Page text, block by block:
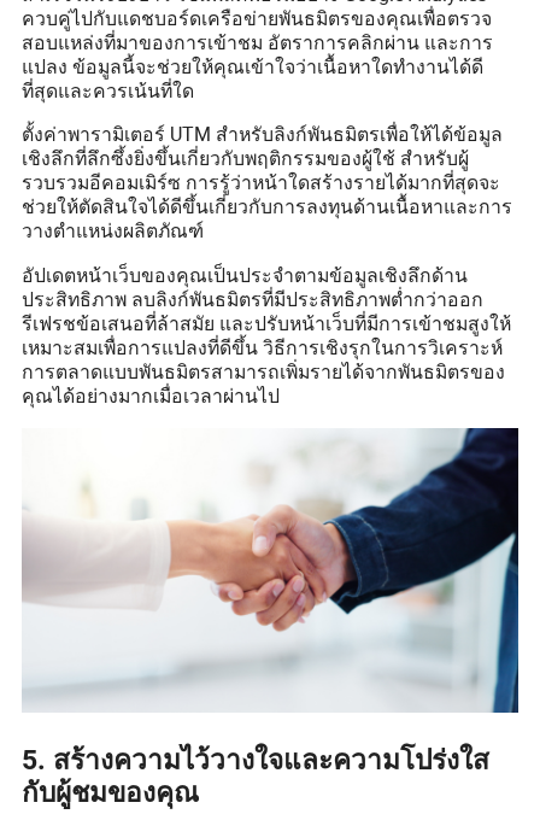
ควบคู่ไปกับแดชบอร์ดเครือข่ายพันธมิตรของคุณเพื่อตรวจ
สอบแหล่งที่มาของการเข้าชม อัตราการคลิกผ่าน และการ
แปลง ข้อมูลนี้จะช่วยให้คุณเข้าใจว่าเนื้อหาใดทำงานได้ดี
ที่สุดและควรเน้นที่ใด
ตั้งค่าพารามิเตอร์ UTM สำหรับลิงก์พันธมิตรเพื่อให้ได้ข้อมูล
เชิงลึกที่ลึกซึ้งยิ่งขึ้นเกี่ยวกับพฤติกรรมของผู้ใช้ สำหรับผู้
รวบรวมอีคอมเมิร์ซ การรู้ว่าหน้าใดสร้างรายได้มากที่สุดจะ
ช่วยให้ตัดสินใจได้ดีขึ้นเกี่ยวกับการลงทุนด้านเนื้อหาและการ
วางตำแหน่งผลิตภัณฑ์
อัปเดตหน้าเว็บของคุณเป็นประจำตามข้อมูลเชิงลึกด้าน
ประสิทธิภาพ ลบลิงก์พันธมิตรที่มีประสิทธิภาพต่ำกว่าออก
รีเฟรชข้อเสนอที่ล้าสมัย และปรับหน้าเว็บที่มีการเข้าชมสูงให้
เหมาะสมเพื่อการแปลงที่ดีขึ้น วิธีการเชิงรุกในการวิเคราะห์
การตลาดแบบพันธมิตรสามารถเพิ่มรายได้จากพันธมิตรของ
คุณได้อย่างมากเมื่อเวลาผ่านไป
5. สร้างความไว้วางใจและความโปร่งใส
กับผู้ชมของคุณ